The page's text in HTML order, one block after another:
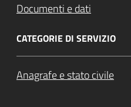
Documenti e dati
CATEGORIE DI SERVIZIO
Anagrafe e stato civile